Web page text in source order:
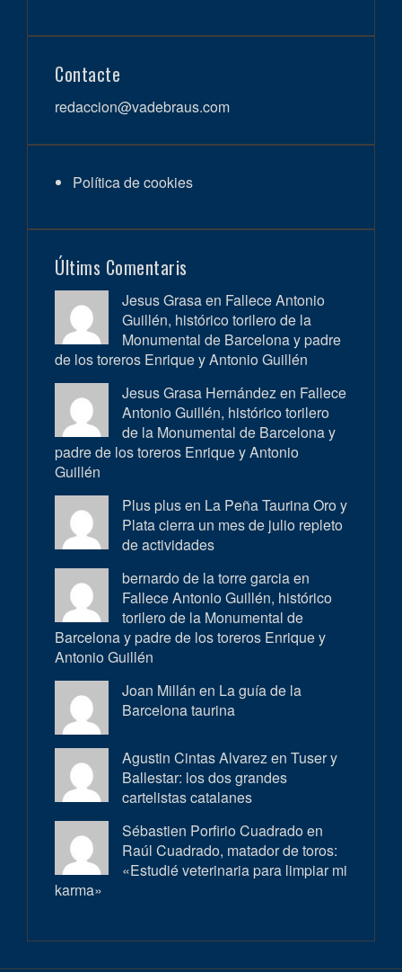
Contacte
redaccion@vadebraus.com
Política de cookies
Últims Comentaris
Jesus Grasa en Fallece Antonio
Guillén, histórico torilero de la
Monumental de Barcelona y padre
de los toreros Enrique y Antonio Guillén
Jesus Grasa Hernández en Fallece
Antonio Guillén, histórico torilero
de la Monumental de Barcelona y
padre de los toreros Enrique y Antonio
Guillén
Plus plus en La Peña Taurina Oro y
Plata cierra un mes de julio repleto
de actividades
bernardo de la torre garcia en
Fallece Antonio Guillén, histórico
torilero de la Monumental de
Barcelona y padre de los toreros Enrique y
Antonio Guillén
Joan Millán en La guía de la
Barcelona taurina
Agustin Cintas Alvarez en Tuser y
Ballestar: los dos grandes
cartelistas catalanes
Sébastien Porfirio Cuadrado en
Raúl Cuadrado, matador de toros:
«Estudié veterinaria para limpiar mi
karma»